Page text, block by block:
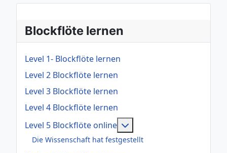
Blockflöte lernen
Level 1- Blockflöte lernen
Level 2 Blockflöte lernen
Level 3 Blockflöte lernen
Level 4 Blockflöte lernen
Level 5 Blockflöte online
Die Wissenschaft hat festgestellt